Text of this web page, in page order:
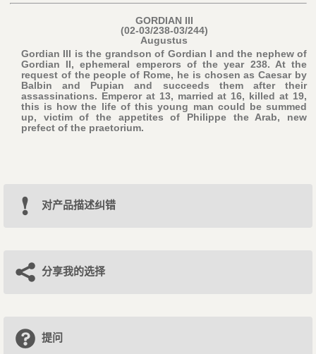
GORDIAN III
(02-03/238-03/244)
Augustus
Gordian III is the grandson of Gordian I and the nephew of
Gordian II, ephemeral emperors of the year 238. At the
request of the people of Rome, he is chosen as Caesar by
Balbin and Pupian and succeeds them after their
assassinations. Emperor at 13, married at 16, killed at 19,
this is how the life of this young man could be summed
up, victim of the appetites of Philippe the Arab, new
prefect of the praetorium.
对产品描述纠错
分享我的选择
提问